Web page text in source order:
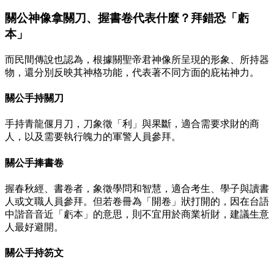
關公神像拿關刀、握書卷代表什麼？拜錯恐「虧
本」
而民間傳說也認為，根據關聖帝君神像所呈現的形象、所持器
物，還分別反映其神格功能，代表著不同方面的庇祐神力。
關公手持關刀
手持青龍偃月刀，刀象徵「利」與果斷，適合需要求財的商
人，以及需要執行魄力的軍警人員參拜。
關公手捧書卷
握春秋經、書卷者，象徵學問和智慧，適合考生、學子與讀書
人或文職人員參拜。但若卷冊為「開卷」狀打開的，因在台語
中諧音音近「虧本」的意思，則不宜用於商業祈財，建議生意
人最好避開。
關公手持笏文